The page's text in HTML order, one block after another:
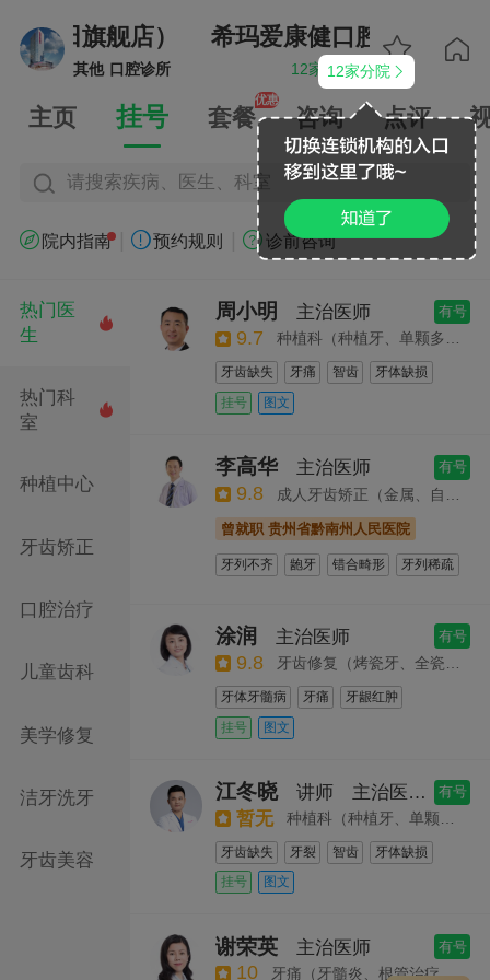
福田旗舰店） 希玛爱康健口腔（福田旗
其他 口腔诊所 12家分院 
 
12家分院 
主页 挂号 套餐
优惠
咨询 点评
请搜索疾病、医生、科室
 院内指南 预约规则  诊前咨询
热门医
生

热门科
室

种植中心
牙齿矫正
口腔治疗
儿童齿科
美学修复
洁牙洗牙
牙齿美容
周小明 主治医师 有号
9.7 种植科（种植牙、单颗多颗缺失、全口种植）
牙齿缺失 牙痛 智齿
牙体缺损
牙列缺失
牙列缺损
拔牙
全瓷牙
挂号 图文
李高华 主治医师 有号
9.8
曾就职 贵州省黔南州人民医院
牙列不齐 龅牙 错合畸形
牙列稀疏
舌侧隐形矫正
颌面正畸 全隐形矫正
涂润 主治医师 有号
9.8
牙体牙髓病 牙痛
牙龈红肿
牙体缺损
牙列缺失
复合树脂补牙
挂号 图文
江冬晓 讲师 主治医师 有号
暂无
牙齿缺失 牙裂 智齿
牙体缺损
牙周病
牙列缺损
拔牙
口腔种植
挂号 图文
谢荣英 主治医师 有号
10 牙痛（牙髓炎、根管治疗、显微根治疗）